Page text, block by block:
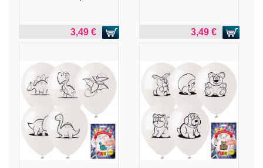
3,49 € 3,49 €